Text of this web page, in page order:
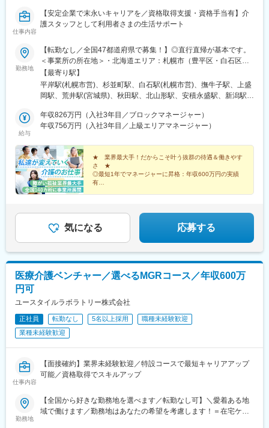
仕事内容
【安定企業で末永いキャリアを／資格取得支援・資格手当有】介
護スタッフとして利用者さまの生活サポート
勤務地
【転勤なし／全国47都道府県で募集！】◎直行直帰が基本です。
＜事業所の所在地＞・北海道エリア：札幌市（豊平区・白石区）
／函館市・東北エリア：岩手市／仙台市／秋田市／山形市／郡山
市／弘前市・関東エリア：茨城市／栃木市／高崎市／大宮市／習
志野市／板橋区／多摩市／相模原市／藤沢市／甲府市・東海エリ
ア：新潟市／富山市／金沢市／福井市／長野市・関西エリア：大
阪市／宇治市／西宮市／奈良市／大津市／和歌山市／新宮市・中
／徳島市／高松市／松山市／高知市・九州エリア：福岡市／糟屋
郡粕屋町／北九州市／久留米市／佐賀市／長崎市／熊本市／大分
市／宮崎市／鹿児島市／沖縄市※受動喫煙防止対策：敷地内禁煙※
駐車場あり！車、バイク、自転車などの通勤OK ※地域による※担
当するご利用者のご自宅へ訪問していただきます。※ご希望をお伺
【最寄り駅】
平岸駅(札幌市営)、杉並町駅、白石駅(札幌市営)、撫牛子駅、上盛
岡駅、荒井駅(宮城県)、秋田駅、北山形駅、安積永盛駅、新潟駅、
上駅、多摩センター駅、相模原駅、藤沢駅、国母駅、市役所前駅
(長野県)、県庁前駅(富山県)、上諸江駅、八ツ島駅、岐阜駅、静岡
良線)、天満橋駅、西宮駅、奈良駅、六十谷駅、新宮駅、鳥取駅、
松江駅、備前西市駅、東福山駅、比治山橋駅、幡生駅、阿波富田
駅、元山駅(香川県)、道後公園駅、知寄町二丁目駅、吉塚駅、柚須
駅、木屋瀬駅、西鉄久留米駅、佐賀駅、茂里町駅、健軍町駅、大
分駅、宮崎駅、天文館通駅、古島駅、南平岸駅、新津田沼駅、志
駅、西宮駅(ＪＲ線)、新大宮駅、南区役所前駅、道後温泉駅、馬出
九大病院前駅、新木屋瀬駅、スタジアムシティノース駅、いづろ
給与
年収826万円（入社3年目／ブロックマネージャー）
年収756万円（入社3年目／上級エリアマネージャー）
★ 業界最大手！だからこそ叶う抜群の待遇＆働きやす
さ ★
◎最短1年でマネージャーに昇格：年収600万円の実績
有
気になる 応募する
医療介護ベンチャー／選べるMGRコース／年収600万
円可
ユースタイルラボラトリー株式会社
正社員 転勤なし 5名以上採用
職種未経験歓迎
業種未経験歓迎
仕事内容
【面接確約】業界未経験歓迎／特設コースで最短キャリアアップ
可能／資格取得でスキルアップ
勤務地
【全国から好きな勤務地を選べます／転勤なし可】＼愛着ある地
域で働けます／勤務地はあなたの希望を考慮します！＝在宅ケア